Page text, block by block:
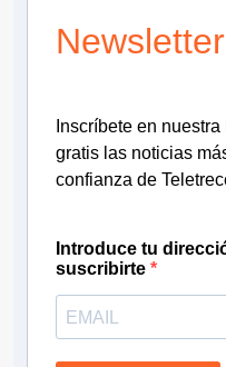
Inscríbete en
gratis las noticias
confianza de
Introduce tu
suscribirte